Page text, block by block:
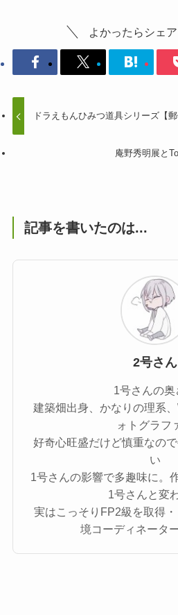
よかったらシェア
ドラえもんひみつ道具シリーズ【郵
庵野秀明展と
記事を書いたのは...
2号さん
1号さんの奥
建築畑出身、かなりの理系
ォトグラフ
好奇心旺盛だけど慎重なの
い
1号さんの影響で多趣味に。
1号さんと変
実はこっそりFP2級を取得
境コーディネータ